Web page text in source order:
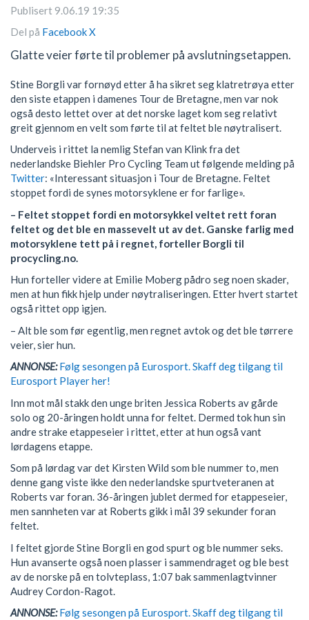
Publisert 9.06.19 19:35
Del på FacebookX
Glatte veier førte til problemer på avslutningsetappen.
Stine Borgli var fornøyd etter å ha sikret seg klatretrøya etter
den siste etappen i damenes Tour de Bretagne, men var nok
også desto lettet over at det norske laget kom seg relativt
greit gjennom en velt som førte til at feltet ble nøytralisert.
Underveis i rittet la nemlig Stefan van Klink fra det
nederlandske Biehler Pro Cycling Team ut følgende melding på
Twitter: «Interessant situasjon i Tour de Bretagne. Feltet
stoppet fordi de synes motorsyklene er for farlige».
– Feltet stoppet fordi en motorsykkel veltet rett foran
feltet og det ble en massevelt ut av det. Ganske farlig med
motorsyklene tett på i regnet, forteller Borgli til
procycling.no.
Hun forteller videre at Emilie Moberg pådro seg noen skader,
men at hun fikk hjelp under nøytraliseringen. Etter hvert startet
også rittet opp igjen.
– Alt ble som før egentlig, men regnet avtok og det ble tørrere
veier, sier hun.
ANNONSE: Følg sesongen på Eurosport. Skaff deg tilgang til
Eurosport Player her!
Inn mot mål stakk den unge briten Jessica Roberts av gårde
solo og 20-åringen holdt unna for feltet. Dermed tok hun sin
andre strake etappeseier i rittet, etter at hun også vant
lørdagens etappe.
Som på lørdag var det Kirsten Wild som ble nummer to, men
denne gang viste ikke den nederlandske spurtveteranen at
Roberts var foran. 36-åringen jublet dermed for etappeseier,
men sannheten var at Roberts gikk i mål 39 sekunder foran
feltet.
I feltet gjorde Stine Borgli en god spurt og ble nummer seks.
Hun avanserte også noen plasser i sammendraget og ble best
av de norske på en tolvteplass, 1:07 bak sammenlagtvinner
Audrey Cordon-Ragot.
ANNONSE: Følg sesongen på Eurosport. Skaff deg tilgang til